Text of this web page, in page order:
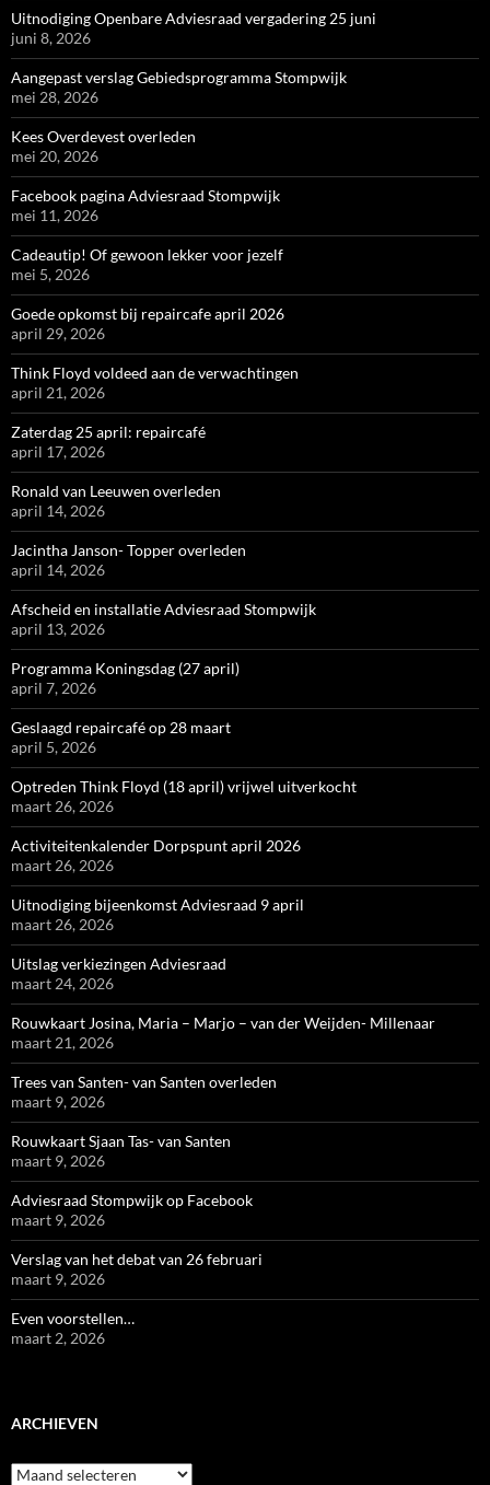
Uitnodiging Openbare Adviesraad vergadering 25 juni
juni 8, 2026
Aangepast verslag Gebiedsprogramma Stompwijk
mei 28, 2026
Kees Overdevest overleden
mei 20, 2026
Facebook pagina Adviesraad Stompwijk
mei 11, 2026
Cadeautip! Of gewoon lekker voor jezelf
mei 5, 2026
Goede opkomst bij repaircafe april 2026
april 29, 2026
Think Floyd voldeed aan de verwachtingen
april 21, 2026
Zaterdag 25 april: repaircafé
april 17, 2026
Ronald van Leeuwen overleden
april 14, 2026
Jacintha Janson- Topper overleden
april 14, 2026
Afscheid en installatie Adviesraad Stompwijk
april 13, 2026
Programma Koningsdag (27 april)
april 7, 2026
Geslaagd repaircafé op 28 maart
april 5, 2026
Optreden Think Floyd (18 april) vrijwel uitverkocht
maart 26, 2026
Activiteitenkalender Dorpspunt april 2026
maart 26, 2026
Uitnodiging bijeenkomst Adviesraad 9 april
maart 26, 2026
Uitslag verkiezingen Adviesraad
maart 24, 2026
Rouwkaart Josina, Maria – Marjo – van der Weijden- Millenaar
maart 21, 2026
Trees van Santen- van Santen overleden
maart 9, 2026
Rouwkaart Sjaan Tas- van Santen
maart 9, 2026
Adviesraad Stompwijk op Facebook
maart 9, 2026
Verslag van het debat van 26 februari
maart 9, 2026
Even voorstellen…
maart 2, 2026
ARCHIEVEN
Archieven